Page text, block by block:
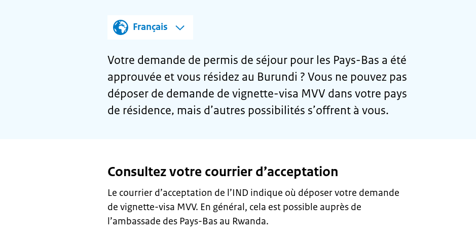
Français
Votre demande de permis de séjour pour les Pays-Bas a été
approuvée et vous résidez au Burundi ? Vous ne pouvez pas
déposer de demande de vignette-visa MVV dans votre pays
de résidence, mais d’autres possibilités s’offrent à vous.
Consultez votre courrier d’acceptation
Le courrier d’acceptation de l’IND indique où déposer votre demande
de vignette-visa MVV. En général, cela est possible auprès de
l’ambassade des Pays-Bas au Rwanda.